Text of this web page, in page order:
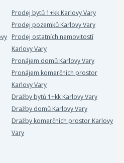
Prodej bytů 1+kk Karlovy Vary
Prodej pozemků Karlovy Vary
Prodej ostatních nemovitostí
Karlovy Vary
Pronájem domů Karlovy Vary
Pronájem komerčních prostor
Karlovy Vary
Dražby bytů 1+kk Karlovy Vary
Dražby domů Karlovy Vary
Dražby komerčních prostor Karlovy
Vary